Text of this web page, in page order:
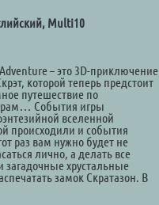
Multi10
– это 3D-приключение
которой теперь предстоит
путешествие по
События игры
вселенной
происходили и события
раз вам нужно будет не
лично, а делать все
загадочные хрустальные
замок Скратазон. В